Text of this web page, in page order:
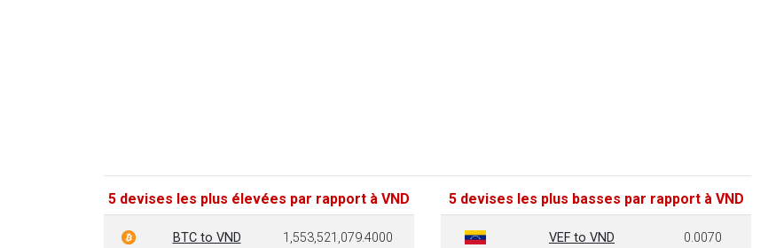
5 devises les plus élevées par rapport à VND
BTC to VND 1,553,521,079.4000
5 devises les plus basses par rapport à VND
VEF to VND 0.0070